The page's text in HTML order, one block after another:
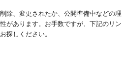
除、変更されたか、公開準備中などの理
があります。お手数ですが、下記のリン
探しください。